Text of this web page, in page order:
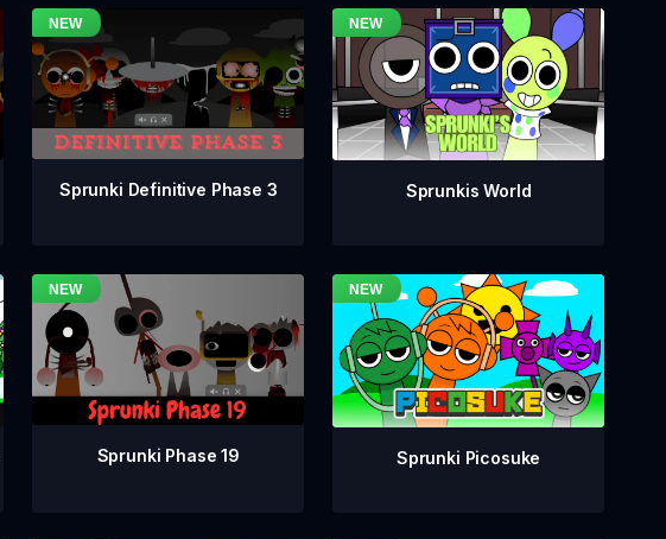
Sprunki Definitive Phase 3 Sprunkis World
Sprunki Phase 19 Sprunki Picosuke